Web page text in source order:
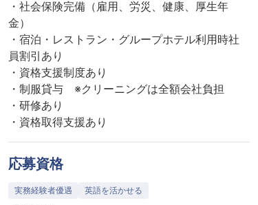
・社会保険完備（雇用、労災、健康、厚生年
金）
・宿泊・レストラン・グループホテル利用時社
員割引あり
・資格支援制度あり
・制服貸与 ※クリーニングは全額会社負担
・研修あり
・資格取得支援あり
応募資格
実務経験者優遇 英語を活かせる